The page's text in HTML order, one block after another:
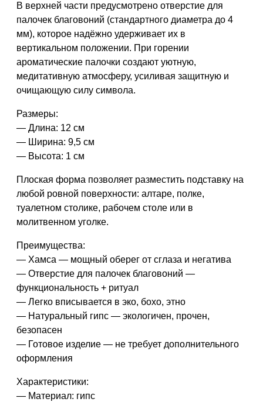
В верхней части предусмотрено отверстие для
палочек благовоний (стандартного диаметра до 4
мм), которое надёжно удерживает их в
вертикальном положении. При горении
ароматические палочки создают уютную,
медитативную атмосферу, усиливая защитную и
очищающую силу символа.
Размеры:
— Длина: 12 см
— Ширина: 9,5 см
— Высота: 1 см
Плоская форма позволяет разместить подставку на
любой ровной поверхности: алтаре, полке,
туалетном столике, рабочем столе или в
молитвенном уголке.
Преимущества:
— Хамса — мощный оберег от сглаза и негатива
— Отверстие для палочек благовоний —
функциональность + ритуал
— Легко вписывается в эко, бохо, этно
— Натуральный гипс — экологичен, прочен,
безопасен
— Готовое изделие — не требует дополнительного
оформления
Характеристики:
— Материал: гипс